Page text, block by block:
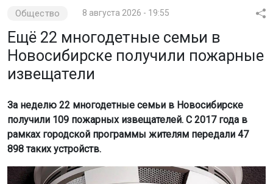
Общество 8 августа 2026 - 19:55
Ещё 22 многодетные семьи в
Новосибирске получили пожарные
извещатели
За неделю 22 многодетные семьи в Новосибирске
получили 109 пожарных извещателей. С 2017 года в
рамках городской программы жителям передали 47
898 таких устройств.